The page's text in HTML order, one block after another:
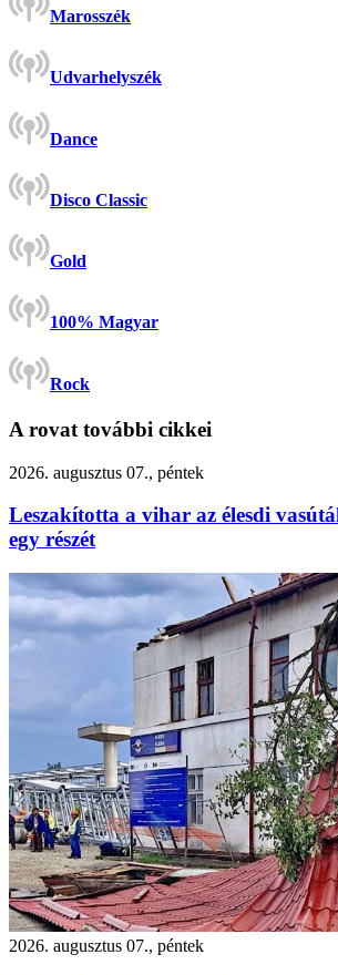
Marosszék
Udvarhelyszék
Dance
Disco Classic
Gold
100% Magyar
Rock
A rovat további cikkei
2026. augusztus 07., péntek
Leszakította a vihar az élesdi
egy részét
2026. augusztus 07., péntek